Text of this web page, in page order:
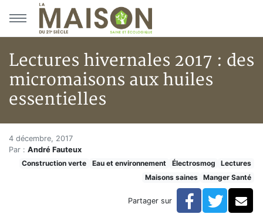
Aller au menu principal
Aller au contenu principal
Lectures hivernales 2017 : des
micromaisons aux huiles
essentielles
Accueil
Articles
Maisons saines
Hypersensibilités environnementales
Lectures hivernales 2017 : des micromaisons aux
Lectures hivernales 2017 :
4 décembre, 2017
Par : André Fauteux
Construction verte
Eau et environnement Électrosmog
Lectures
Maisons saines
Manger Santé
Partager sur Facebook